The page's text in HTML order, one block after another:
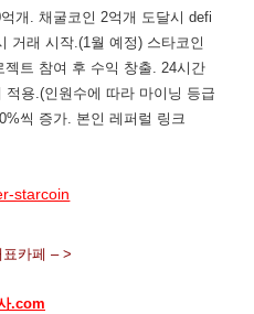
개. 채굴코인 2억개 도달시 defi
거래 시작.(1월 예정) 스타코인
트 참여 후 수익 창출. 24시간
용.(인원수에 따라 마이닝 등급
씩 증가. 본인 레퍼럴 링크
starcoin
카페 – >
.com